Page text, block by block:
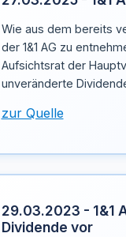
Wie aus dem bereits
der 1&1 AG zu
Aufsichtsrat der
unveränderte
zur Quelle
29.03.2023 - 1&1
Dividende vor